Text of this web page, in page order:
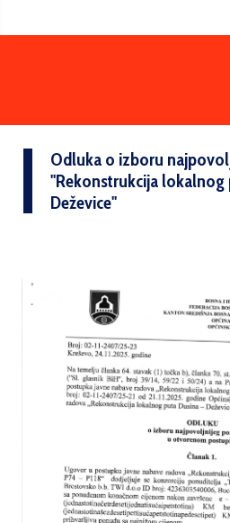
Odluka o izboru
''Rekonstrukcija lokalnog
Deževice''